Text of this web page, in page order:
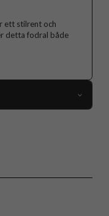
ett stilrent och
detta fodral både
Kortfack